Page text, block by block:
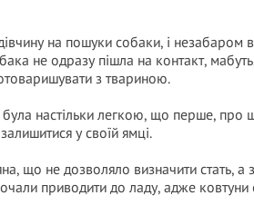
на пошуки собаки, і незабаром
не одразу пішла на контакт,
з твариною.
була настільки легкою, що перше,
у своїй ямці.
що не дозволяло визначити стать, а
приводити до ладу, адже ковтуни